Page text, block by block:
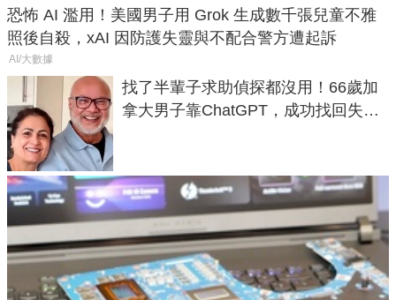
恐怖 AI 濫用！美國男子用 Grok 生成數千張兒童不雅
照後自殺，xAI 因防護失靈與不配合警方遭起訴
AI/大數據
找了半輩子求助偵探都沒用！66歲加
拿大男子靠ChatGPT，成功找回失散